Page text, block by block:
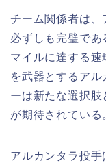
チーム関係者は、
必ずしも完璧で
マイルに達する
を武器とするア
ーは新たな選択
が期待されている
アルカンタラ投手